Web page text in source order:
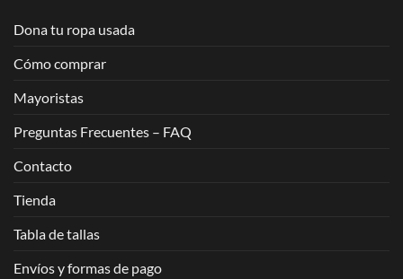
Dona tu ropa usada
Cómo comprar
Mayoristas
Preguntas Frecuentes – FAQ
Contacto
Tienda
Tabla de tallas
Envíos y formas de pago